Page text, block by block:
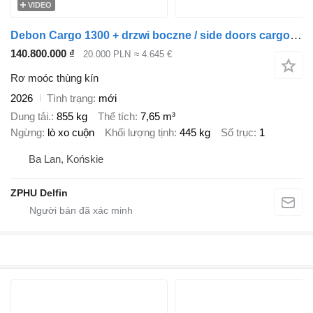
VIDEO
Debon Cargo 1300 + drzwi boczne / side doors cargo van box Cheval
140.800.000 ₫ 20.000 PLN ≈ 4.645 €
Rơ moóc thùng kín
2026
Tình trạng mới
Dung tải. 855 kg Thể tích 7,65 m³
Ngừng lò xo cuộn Khối lượng tịnh 445 kg Số trục 1
Ba Lan, Końskie
ZPHU Delfin